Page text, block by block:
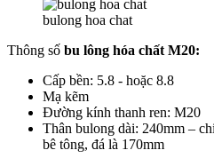
bulong hoa chat
Thông số bu lông hóa chất M20:
Cấp bền: 5.8 - hoặc 8.8
Mạ kẽm
Đường kính thanh ren: M20
Thân bulong dài: 240mm –
bê tông, đá là 170mm